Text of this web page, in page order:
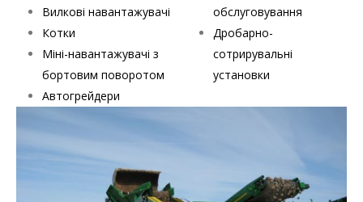
Вилкові навантажувачі
Котки
Міні-навантажувачі з
бортовим поворотом
Автогрейдери
обслуговування
Дробарно-
сотрирувальні
установки